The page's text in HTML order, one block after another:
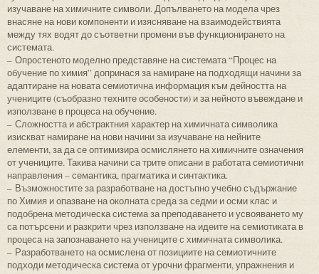
изучаване на химичните символи. Допълването на модела чрез
внасяне на нови компоненти и изясняване на взаимодействията
между тях водят до съответни промени във функционирането на
системата.
– Опростеното моделно представяне на системата “Процес на
обучение по химия” допринася за намиране на подходящи начини за
адаптиране на новата семиотична информация към дейността на
учениците (съобразно техните особености) и за нейното въвеждане и
използване в процеса на обучение.
– Сложността и абстрактния характер на химичната символика
изискват намиране на нови начини за изучаване на нейните
елементи, за да се оптимизира осмислянето на химичните означения
от учениците. Такива начини са трите описани в работата семиотични
направления – семантика, прагматика и синтактика.
– Възможностите за разработване на достъпно учебно съдържание
по Химия и опазване на околната среда за седми и осми клас и
подобрена методическа система за преподаването и усвояването му
са потърсени и разкрити чрез използване на идеите на семиотиката в
процеса на запознаването на учениците с химичната символика.
– Разработването на осмислена от позициите на семиотичните
подходи методическа система от урочни фрагменти, упражнения и